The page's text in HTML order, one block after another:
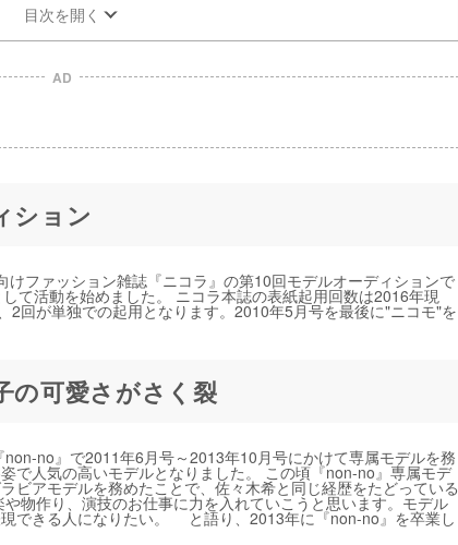
目次を開く
AD
ション
ファッション雑誌『ニコラ』の第10回モデルオーディションで
て活動を始めました。 ニコラ本誌の表紙起用回数は2016年現
回が単独での起用となります。2010年5月号を最後に"ニコモ"を
の可愛さがさく裂
no』で2011年6月号～2013年10月号にかけて専属モデルを務
で人気の高いモデルとなりました。 この頃『non-no』専属モデ
ビアモデルを務めたことで、佐々木希と同じ経歴をたどっている
物作り、演技のお仕事に力を入れていこうと思います。モデル
できる人になりたい。 と語り、2013年に『non-no』を卒業し